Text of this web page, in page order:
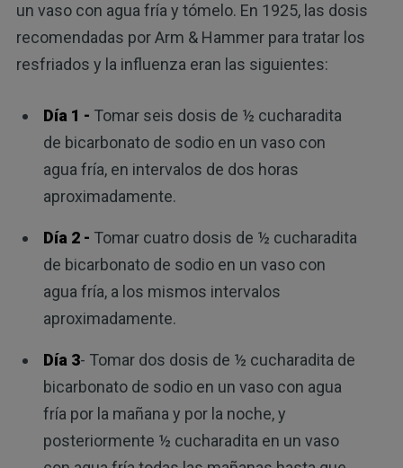
un vaso con agua fría y tómelo. En 1925, las dosis
recomendadas por Arm & Hammer para tratar los
resfriados y la influenza eran las siguientes:
Día 1 - Tomar seis dosis de ½ cucharadita
de bicarbonato de sodio en un vaso con
agua fría, en intervalos de dos horas
aproximadamente.
Día 2 - Tomar cuatro dosis de ½ cucharadita
de bicarbonato de sodio en un vaso con
agua fría, a los mismos intervalos
aproximadamente.
Día 3- Tomar dos dosis de ½ cucharadita de
bicarbonato de sodio en un vaso con agua
fría por la mañana y por la noche, y
posteriormente ½ cucharadita en un vaso